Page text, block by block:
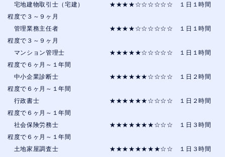
宅地建物取引士（宅建） ★★★★☆☆☆☆☆☆ １日１時間
程度で３～９ヶ月
管理業務主任者 ★★★★☆☆☆☆☆☆ １日１時間
程度で３～９ヶ月
マンション管理士 ★★★★★☆☆☆☆☆ １日１時間
程度で６ヶ月～１年間
中小企業診断士 ★★★★★★☆☆☆☆ １日２時間
程度で６ヶ月～１年間
行政書士 ★★★★★★☆☆☆☆ １日２時間
程度で６ヶ月～１年間
社会保険労務士 ★★★★★★★☆☆☆ １日３時間
程度で６ヶ月～１年間
土地家屋調査士 ★★★★★★★★☆☆ １日３時間